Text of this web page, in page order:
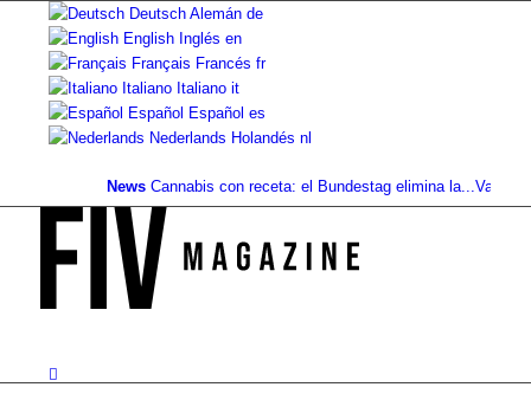
Deutsch Alemán de
English Inglés en
Français Francés fr
Italiano Italiano it
Español Español es
Nederlands Holandés nl
News Cannabis con receta: el Bundestag elimina la... Valor del